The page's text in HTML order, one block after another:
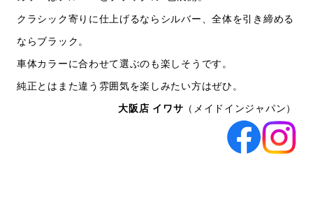
クラシック寄りに仕上げるならシルバー、全体を引き締める
ならブラック。
車体カラーに合わせて選ぶのも楽しそうです。
純正とはまた違う雰囲気を楽しみたい方はぜひ。
大阪店 イワサ （メイドインジャパン）